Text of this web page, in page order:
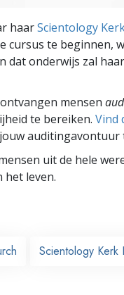
haarScientology
cursus te beginnen,
dat onderwijs zal
mensen
te bereiken. Vind
auditingavontuur
uit de hele
het leven.
Scientology Kerk